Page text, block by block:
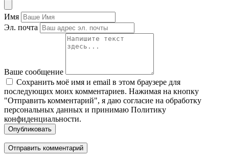
Имя
Эл. почта
Ваше сообщение
Сохранить моё имя и email в этом браузере для
последующих моих комментариев. Нажимая на кнопку
"Отправить комментарий", я даю согласие на обработку
персональных данных и принимаю Политику
конфиденциальности.
Опубликовать